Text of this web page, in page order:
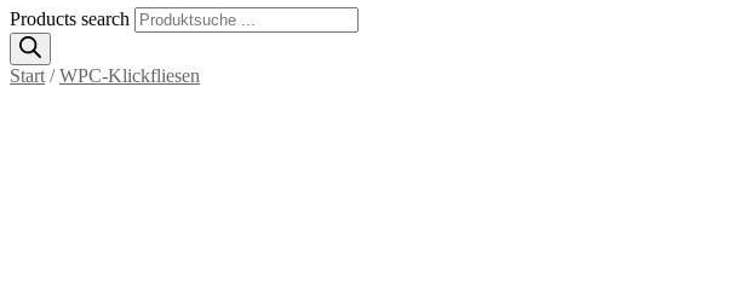
Products search
Start /WPC-Klickfliesen